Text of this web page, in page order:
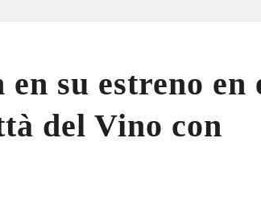
su estreno en
del Vino con